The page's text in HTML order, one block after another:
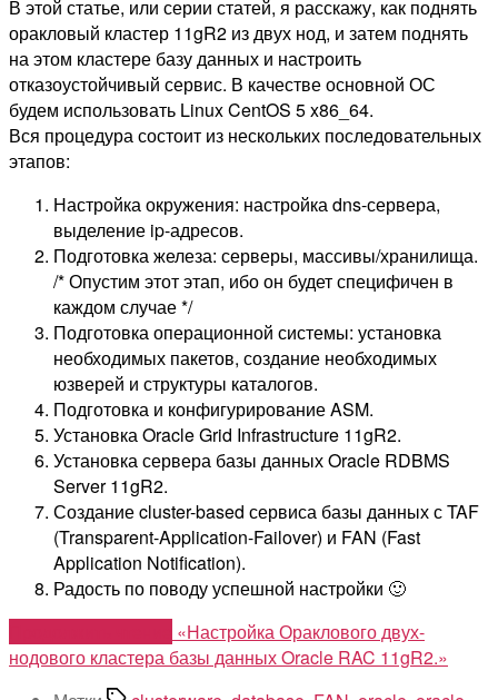
В этой статье, или серии статей, я расскажу, как поднять
оракловый кластер 11gR2 из двух нод, и затем поднять
на этом кластере базу данных и настроить
отказоустойчивый сервис. В качестве основной ОС
будем использовать Linux CentOS 5 x86_64.
Вся процедура состоит из нескольких последовательных
этапов:
Настройка окружения: настройка dns-сервера,
выделение ip-адресов.
Подготовка железа: серверы, массивы/хранилища.
/* Опустим этот этап, ибо он будет специфичен в
каждом случае */
Подготовка операционной системы: установка
необходимых пакетов, создание необходимых
юзверей и структуры каталогов.
Подготовка и конфигурирование ASM.
Установка Oracle Grid Infrastructure 11gR2.
Установка сервера базы данных Oracle RDBMS
Server 11gR2.
Создание cluster-based сервиса базы данных с TAF
(Transparent-Application-Failover) и FAN (Fast
Application Notification).
Радость по поводу успешной настройки 🙂
«Настройка Ораклового двух-
нодового кластера базы данных Oracle RAC 11gR2.»